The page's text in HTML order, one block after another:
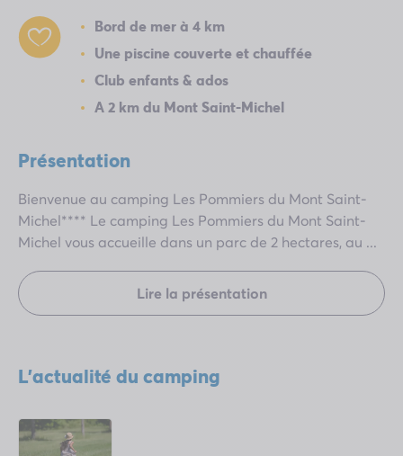
Bord de mer à 4 km
Une piscine couverte et chauffée
Club enfants & ados
A 2 km du Mont Saint-Michel
Présentation
Bienvenue au camping Les Pommiers du Mont Saint-
Michel**** Le camping Les Pommiers du Mont Saint-
Michel vous accueille dans un parc de 2 hectares, au ...
Lire la présentation
L'actualité du camping